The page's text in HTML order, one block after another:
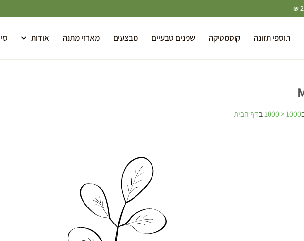
תוספי תזונה קוסמטיקה שמנים טבעיים מבצעים מארזי מתנה אודות
1000 × 1000 בדף הבית